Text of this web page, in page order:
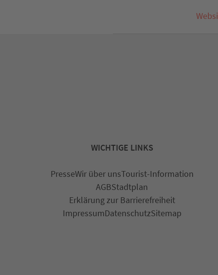
WICHTIGE LINKS
PresseWir über unsTourist-Information
AGBStadtplan
Erklärung zur Barrierefreiheit
ImpressumDatenschutzSitemap